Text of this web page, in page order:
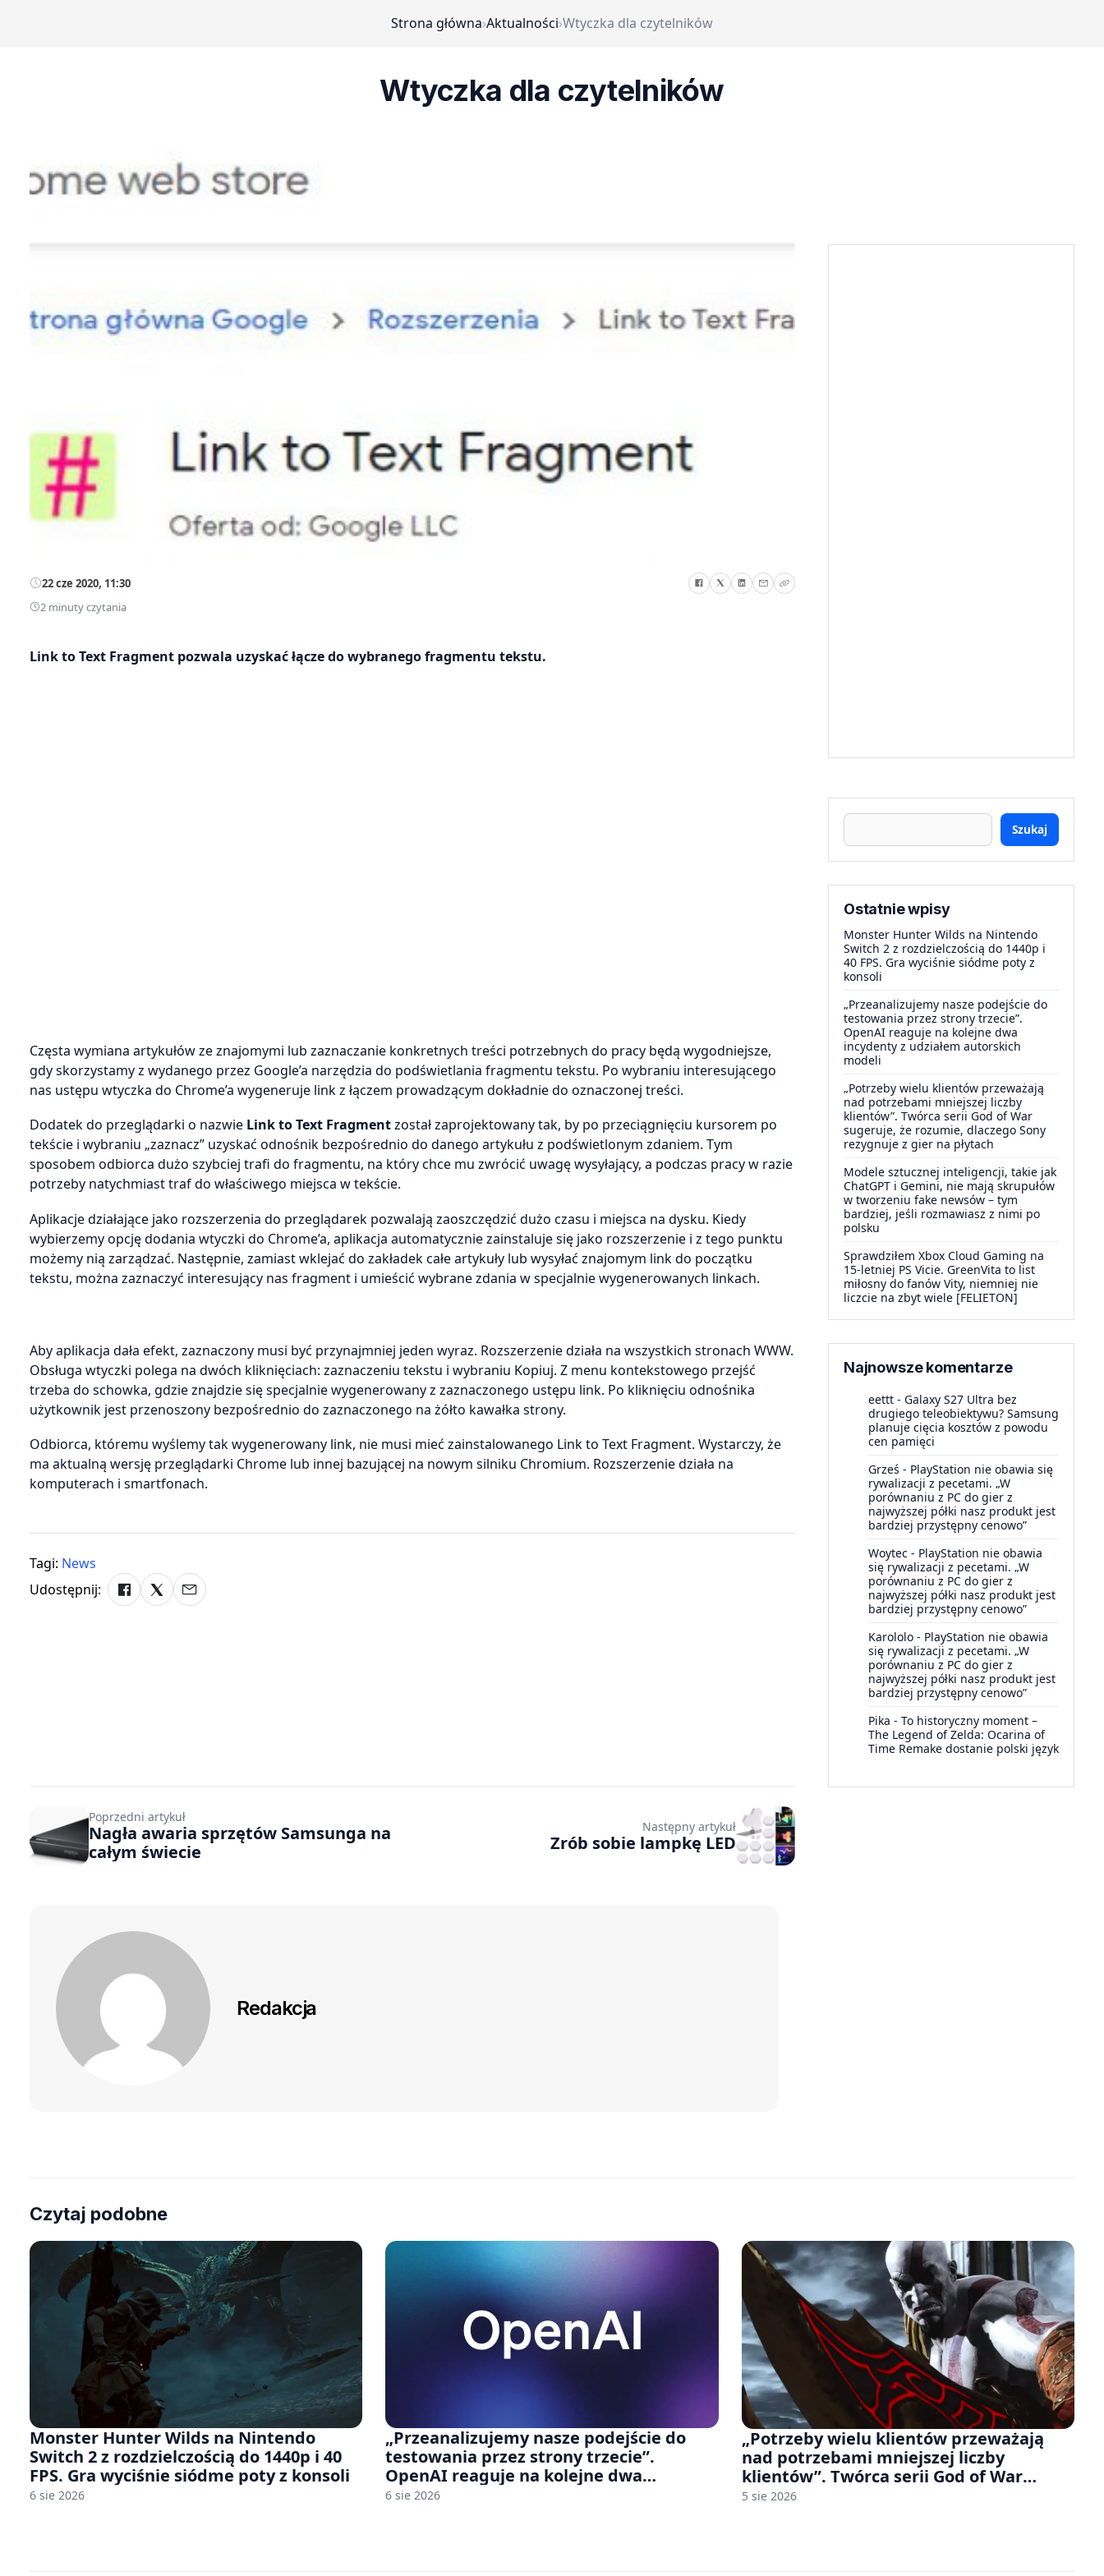
Strona główna›Aktualności›Wtyczka dla czytelników
Wtyczka dla czytelników
22 cze 2020, 11:30
2 minuty czytania
Link to Text Fragment pozwala uzyskać łącze do wybranego fragmentu tekstu.
Częsta wymiana artykułów ze znajomymi lub zaznaczanie konkretnych treści potrzebnych do pracy będą wygodniejsze,
gdy skorzystamy z wydanego przez Google’a narzędzia do podświetlania fragmentu tekstu. Po wybraniu interesującego
nas ustępu wtyczka do Chrome’a wygeneruje link z łączem prowadzącym dokładnie do oznaczonej treści.
Dodatek do przeglądarki o nazwie Link to Text Fragmentzostał zaprojektowany tak, by po przeciągnięciu kursorem po
tekście i wybraniu „zaznacz” uzyskać odnośnik bezpośrednio do danego artykułu z podświetlonym zdaniem. Tym
sposobem odbiorca dużo szybciej trafi do fragmentu, na który chce mu zwrócić uwagę wysyłający, a podczas pracy w razie
potrzeby natychmiast traf do właściwego miejsca w tekście.
Aplikacje działające jako rozszerzenia do przeglądarek pozwalają zaoszczędzić dużo czasu i miejsca na dysku. Kiedy
wybierzemy opcję dodania wtyczki do Chrome’a, aplikacja automatycznie zainstaluje się jako rozszerzenie i z tego punktu
możemy nią zarządzać. Następnie, zamiast wklejać do zakładek całe artykuły lub wysyłać znajomym link do początku
tekstu, można zaznaczyć interesujący nas fragment i umieścić wybrane zdania w specjalnie wygenerowanych linkach.
Aby aplikacja dała efekt, zaznaczony musi być przynajmniej jeden wyraz. Rozszerzenie działa na wszystkich stronach WWW.
Obsługa wtyczki polega na dwóch kliknięciach: zaznaczeniu tekstu i wybraniu Kopiuj. Z menu kontekstowego przejść
trzeba do schowka, gdzie znajdzie się specjalnie wygenerowany z zaznaczonego ustępu link. Po kliknięciu odnośnika
użytkownik jest przenoszony bezpośrednio do zaznaczonego na żółto kawałka strony.
Odbiorca, któremu wyślemy tak wygenerowany link, nie musi mieć zainstalowanego Link to Text Fragment. Wystarczy, że
ma aktualną wersję przeglądarki Chrome lub innej bazującej na nowym silniku Chromium. Rozszerzenie działa na
komputerach i smartfonach.
Tagi: News
Udostępnij:
Szukaj
Ostatnie wpisy
Monster Hunter Wilds na Nintendo
Switch 2 z rozdzielczością do 1440p i
40 FPS. Gra wyciśnie siódme poty z
konsoli
„Przeanalizujemy nasze podejście do
testowania przez strony trzecie”.
OpenAI reaguje na kolejne dwa
incydenty z udziałem autorskich
modeli
„Potrzeby wielu klientów przeważają
nad potrzebami mniejszej liczby
klientów”. Twórca serii God of War
sugeruje, że rozumie, dlaczego Sony
rezygnuje z gier na płytach
Modele sztucznej inteligencji, takie jak
ChatGPT i Gemini, nie mają skrupułów
w tworzeniu fake newsów – tym
bardziej, jeśli rozmawiasz z nimi po
polsku
Sprawdziłem Xbox Cloud Gaming na
15-letniej PS Vicie. GreenVita to list
miłosny do fanów Vity, niemniej nie
liczcie na zbyt wiele [FELIETON]
Najnowsze komentarze
eettt - Galaxy S27 Ultra bez
drugiego teleobiektywu? Samsung
planuje cięcia kosztów z powodu
cen pamięci
Grześ - PlayStation nie obawia się
rywalizacji z pecetami. „W
porównaniu z PC do gier z
najwyższej półki nasz produkt jest
bardziej przystępny cenowo”
Woytec - PlayStation nie obawia
się rywalizacji z pecetami. „W
porównaniu z PC do gier z
najwyższej półki nasz produkt jest
bardziej przystępny cenowo”
Karololo - PlayStation nie obawia
się rywalizacji z pecetami. „W
porównaniu z PC do gier z
najwyższej półki nasz produkt jest
bardziej przystępny cenowo”
Pika - To historyczny moment –
The Legend of Zelda: Ocarina of
Time Remake dostanie polski język
Poprzedni artykuł
Nagła awaria sprzętów Samsunga na
całym świecie
Następny artykuł
Zrób sobie lampkę LED
Redakcja
Czytaj podobne
Monster Hunter Wilds na Nintendo
Switch 2 z rozdzielczością do 1440p i 40
FPS. Gra wyciśnie siódme poty z konsoli
6 sie 2026
„Przeanalizujemy nasze podejście do
testowania przez strony trzecie”.
OpenAI reaguje na kolejne dwa
incydenty z udziałem autorskich modeli
6 sie 2026
„Potrzeby wielu klientów przeważają
nad potrzebami mniejszej liczby
klientów”. Twórca serii God of War
sugeruje, że rozumie, dlaczego Sony
5 sie 2026